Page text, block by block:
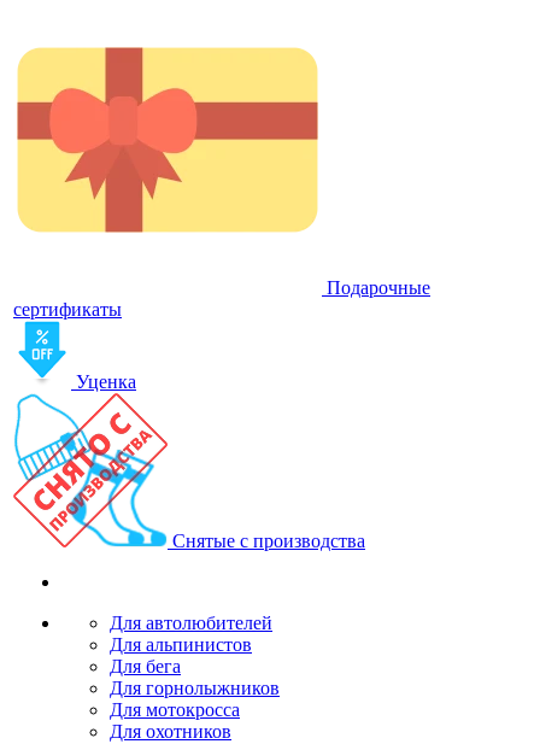
Подарочные
сертификаты
Уценка
Снятые с производства
Для автолюбителей
Для альпинистов
Для бега
Для горнолыжников
Для мотокросса
Для охотников